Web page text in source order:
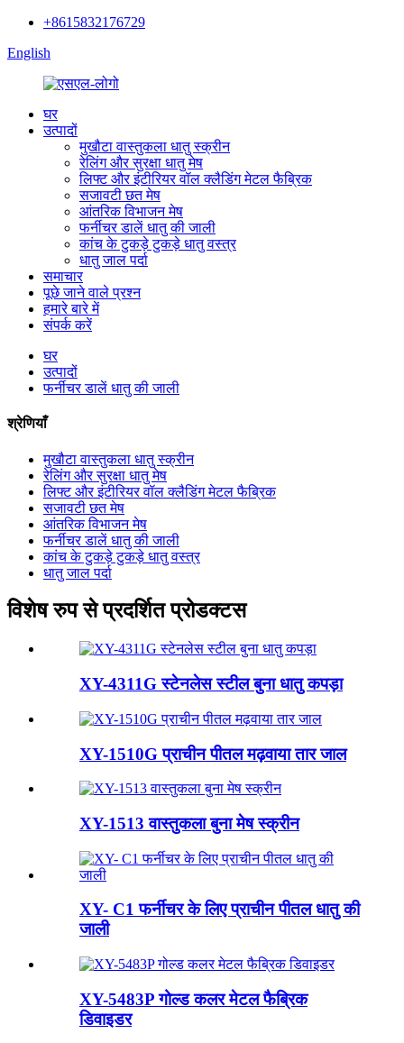
+8615832176729
English
घर
उत्पादों
मुखौटा वास्तुकला धातु स्क्रीन
रेलिंग और सुरक्षा धातु मेष
लिफ्ट और इंटीरियर वॉल क्लैडिंग मेटल फैब्रिक
सजावटी छत मेष
आंतरिक विभाजन मेष
फर्नीचर डालें धातु की जाली
कांच के टुकड़े टुकड़े धातु वस्त्र
धातु जाल पर्दा
समाचार
पूछे जाने वाले प्रश्न
हमारे बारे में
संपर्क करें
घर
उत्पादों
फर्नीचर डालें धातु की जाली
श्रेणियाँ
मुखौटा वास्तुकला धातु स्क्रीन
रेलिंग और सुरक्षा धातु मेष
लिफ्ट और इंटीरियर वॉल क्लैडिंग मेटल फैब्रिक
सजावटी छत मेष
आंतरिक विभाजन मेष
फर्नीचर डालें धातु की जाली
कांच के टुकड़े टुकड़े धातु वस्त्र
धातु जाल पर्दा
विशेष रुप से प्रदर्शित प्रोडक्टस
XY-4311G स्टेनलेस स्टील बुना धातु कपड़ा
XY-1510G प्राचीन पीतल मढ़वाया तार जाल
XY-1513 वास्तुकला बुना मेष स्क्रीन
XY- C1 फर्नीचर के लिए प्राचीन पीतल धातु की
जाली
XY-5483P गोल्ड कलर मेटल फैब्रिक
डिवाइडर